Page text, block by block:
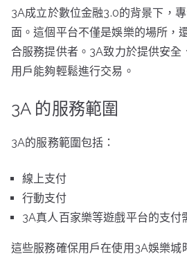
3A成立於數位金融3.0的背景下，
面。這個平台不僅是娛樂的場所，
合服務提供者。3A致力於提供安全
用戶能夠輕鬆進行交易。
3A 的服務範圍
3A的服務範圍包括：
線上支付
行動支付
3A真人百家樂等遊戲平台的支付
這些服務確保用戶在使用3A娛樂城